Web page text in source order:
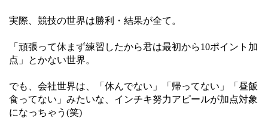
実際、競技の世界は勝利・結果が全て。
「頑張って休まず練習したから君は最初から10ポイント加
点」とかない世界。
でも、会社世界は、「休んでない」「帰ってない」「昼飯
食ってない」みたいな、インチキ努力アピールが加点対象
になっちゃう(笑)